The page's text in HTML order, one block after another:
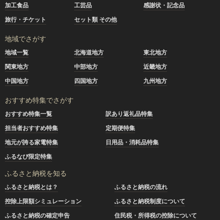
加工食品
工芸品
感謝状・記念品
旅行・チケット
セット類 その他
地域でさがす
地域一覧 北海道地方
東北地方
関東地方
中部地方
近畿地方
中国地方
四国地方 九州地方
おすすめ特集でさがす
おすすめ特集一覧
訳あり返礼品特集
担当者おすすめ特集
定期便特集
地元が誇る家電特集
日用品・消耗品特集
ふるなび限定特集
ふるさと納税を知る
ふるさと納税とは？
ふるさと納税の流れ
控除上限額シミュレーション
ふるさと納税制度について
ふるさと納税の確定申告
住民税・所得税の控除について